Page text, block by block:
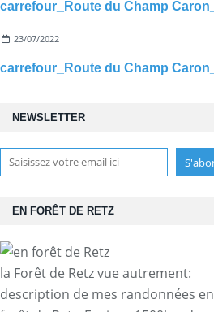
NEWSLETTER
EN FORÊT DE RETZ
la Forêt de Retz vue autrement:
description de mes randonnées en
23/07/2022